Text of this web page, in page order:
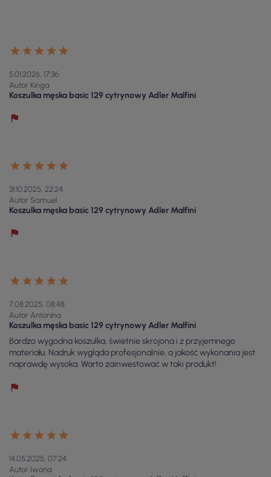
5.01.2026, 17:36
Autor Kinga
Koszulka męska basic 129 cytrynowy Adler Malfini
31.10.2025, 22:24
Autor Samuel
Koszulka męska basic 129 cytrynowy Adler Malfini
7.08.2025, 08:48
Autor Antonina
Koszulka męska basic 129 cytrynowy Adler Malfini
Bardzo wygodna koszulka, świetnie skrojona i z przyjemnego
materiału. Nadruk wygląda profesjonalnie, a jakość wykonania jest
naprawdę wysoka. Warto zainwestować w taki produkt!
14.05.2025, 07:24
Autor Iwona